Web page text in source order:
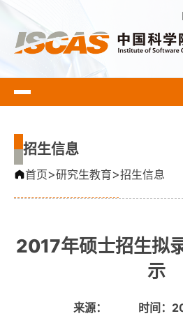
招生信息
首页>研究生教育>招生信息
2017年硕士招生拟
示
来源： 时间：